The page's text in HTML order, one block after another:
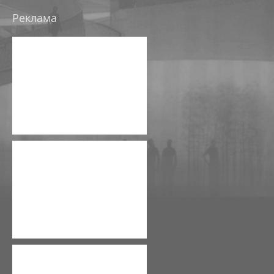
ЭСКИЗНЫЕ ПРОЕКТЫ, КОНЦЕПЦИИ
ЭСКИЗНЫЙ ПРОЕКТ РЕКОНСТРУКЦИИ БАЗЫ
Реклама